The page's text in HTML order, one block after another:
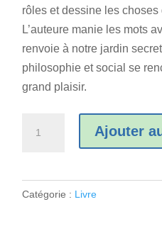
rôles et dessine les
L’auteure manie les mots
renvoie à notre jardin
philosophie et social se
grand plaisir.
Papier
Ajouter
Catégorie : Livre